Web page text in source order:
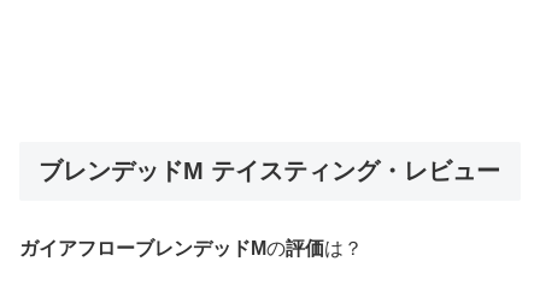
ブレンデッドM テイスティング・レビュー
ガイアフローブレンデッドMの評価は？